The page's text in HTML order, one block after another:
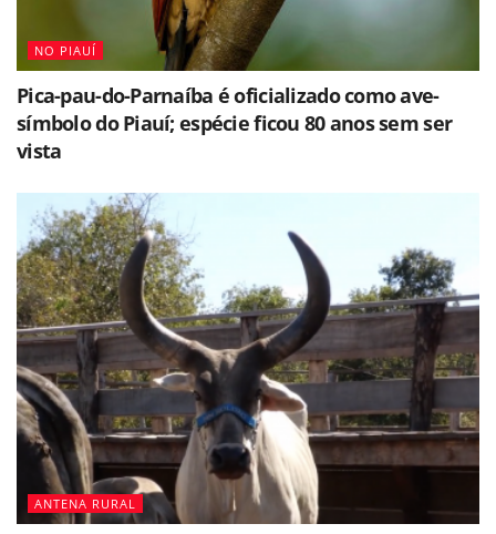
NO PIAUÍ
Pica-pau-do-Parnaíba é oficializado como ave-
símbolo do Piauí; espécie ficou 80 anos sem ser
vista
ANTENA RURAL